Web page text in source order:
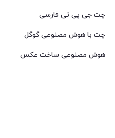
چت جی پی تی فارسی
چت با هوش مصنوعی گوگل
هوش مصنوعی ساخت عکس